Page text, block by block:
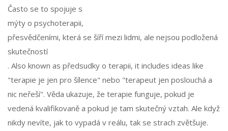
Často se to spojuje s
mýty o psychoterapii,
přesvědčeními, která se šíří mezi lidmi, ale nejsou podložená
skutečností
. Also known as předsudky o terapii, it includes ideas like
"terapie je jen pro šílence" nebo "terapeut jen poslouchá a
nic neřeší". Věda ukazuje, že terapie funguje, pokud je
vedená kvalifikovaně a pokud je tam skutečný vztah. Ale když
nikdy nevíte, jak to vypadá v reálu, tak se strach zvětšuje.